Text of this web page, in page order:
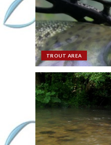
TROUT AREA